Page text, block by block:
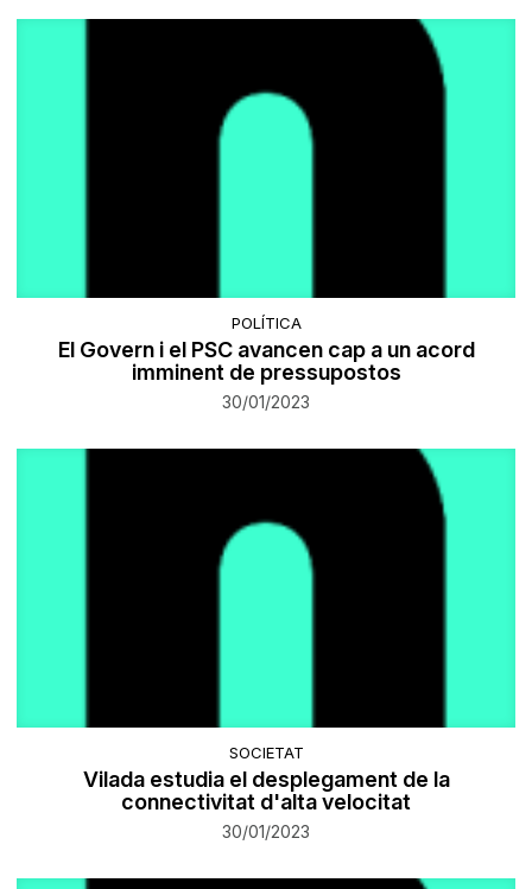
POLÍTICA
El Govern i el PSC avancen cap a un acord
imminent de pressupostos
30/01/2023
SOCIETAT
Vilada estudia el desplegament de la
connectivitat d'alta velocitat
30/01/2023